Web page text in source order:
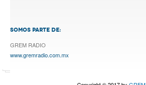
SOMOS PARTE DE:
GREM RADIO
www.gremradio.com.mx